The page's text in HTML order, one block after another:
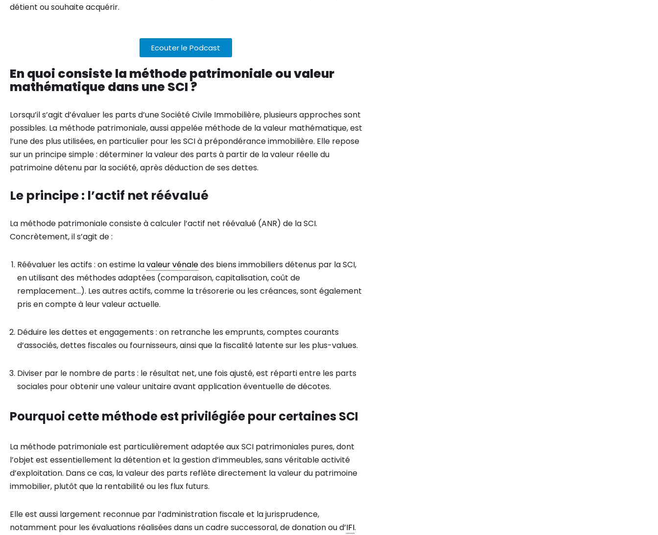
détient ou souhaite acquérir.
Ecouter le Podcast
En quoi consiste la méthode patrimoniale ou valeur
mathématique dans une SCI ?
Lorsqu’il s’agit d’évaluer les parts d’une Société Civile Immobilière, plusieurs approches sont
possibles. La méthode patrimoniale, aussi appelée méthode de la valeur mathématique, est
l’une des plus utilisées, en particulier pour les SCI à prépondérance immobilière. Elle repose
sur un principe simple : déterminer la valeur des parts à partir de la valeur réelle du
patrimoine détenu par la société, après déduction de ses dettes.
Le principe : l’actif net réévalué
La méthode patrimoniale consiste à calculer l’actif net réévalué (ANR) de la SCI.
Concrètement, il s’agit de :
Réévaluer les actifs : on estime lavaleur vénaledes biens immobiliers détenus par la SCI,
en utilisant des méthodes adaptées (comparaison, capitalisation, coût de
remplacement…). Les autres actifs, comme la trésorerie ou les créances, sont également
pris en compte à leur valeur actuelle.
Déduire les dettes et engagements : on retranche les emprunts, comptes courants
d’associés, dettes fiscales ou fournisseurs, ainsi que la fiscalité latente sur les plus-values.
Diviser par le nombre de parts : le résultat net, une fois ajusté, est réparti entre les parts
sociales pour obtenir une valeur unitaire avant application éventuelle de décotes.
Pourquoi cette méthode est privilégiée pour certaines SCI
La méthode patrimoniale est particulièrement adaptée aux SCI patrimoniales pures, dont
l’objet est essentiellement la détention et la gestion d’immeubles, sans véritable activité
d’exploitation. Dans ce cas, la valeur des parts reflète directement la valeur du patrimoine
immobilier, plutôt que la rentabilité ou les flux futurs.
Elle est aussi largement reconnue par l’administration fiscale et la jurisprudence,
notamment pour les évaluations réalisées dans un cadre successoral, de donation ou d’IFI.